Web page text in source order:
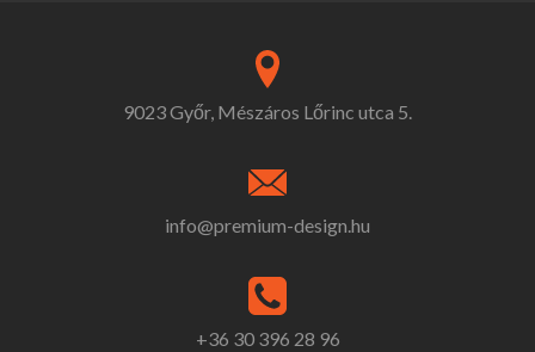
9023 Győr, Mészáros Lőrinc utca 5.
info@premium-design.hu
+36 30 396 28 96